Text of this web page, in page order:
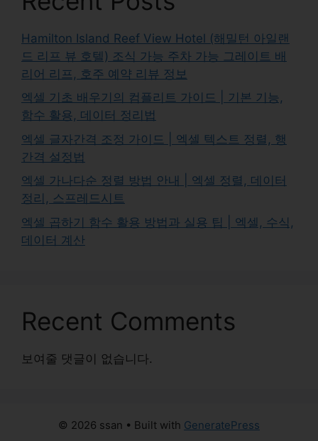
Hamilton Island Reef View Hotel (해밀턴 아일랜
드 리프 뷰 호텔) 조식 가능 주차 가능 그레이트 배
리어 리프, 호주 예약 리뷰 정보
엑셀 기초 배우기의 컴플리트 가이드 | 기본 기능,
함수 활용, 데이터 정리법
엑셀 글자간격 조정 가이드 | 엑셀 텍스트 정렬, 행
간격 설정법
엑셀 가나다순 정렬 방법 안내 | 엑셀 정렬, 데이터
정리, 스프레드시트
엑셀 곱하기 함수 활용 방법과 실용 팁 | 엑셀, 수식,
데이터 계산
Recent Comments
보여줄 댓글이 없습니다.
© 2026 ssan • Built with GeneratePress